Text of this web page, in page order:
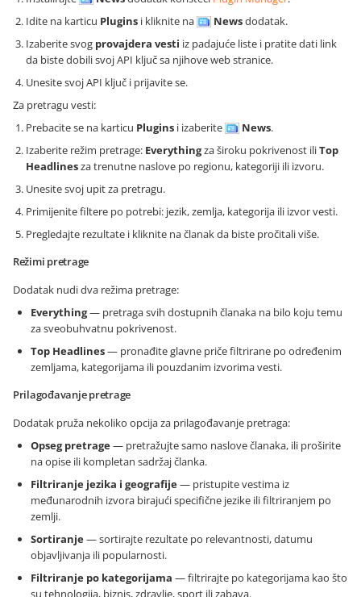
Idite na karticu Plugins i kliknite na Newsdodatak.
Izaberite svog provajdera vesti iz padajuće liste i pratite dati link
da biste dobili svoj API ključ sa njihove web stranice.
Unesite svoj API ključ i prijavite se.
Za pretragu vesti:
Prebacite se na karticu Plugins i izaberite News.
Izaberite režim pretrage: Everythingza široku pokrivenost iliTop
Headlinesza trenutne naslove po regionu, kategoriji ili izvoru.
Unesite svoj upit za pretragu.
Primijenite filtere po potrebi: jezik, zemlja, kategorija ili izvor vesti.
Pregledajte rezultate i kliknite na članak da biste pročitali više.
Režimi pretrage
Dodatak nudi dva režima pretrage:
Everything— pretraga svih dostupnih članaka na bilo koju temu
za sveobuhvatnu pokrivenost.
Top Headlines— pronađite glavne priče filtrirane po određenim
zemljama, kategorijama ili pouzdanim izvorima vesti.
Prilagođavanje pretrage
Dodatak pruža nekoliko opcija za prilagođavanje pretraga:
Opseg pretrage— pretražujte samo naslove članaka, ili proširite
na opise ili kompletan sadržaj članka.
Filtriranje jezika i geografije— pristupite vestima iz
međunarodnih izvora birajući specifične jezike ili filtriranjem po
zemlji.
Sortiranje— sortirajte rezultate po relevantnosti, datumu
objavljivanja ili popularnosti.
Filtriranje po kategorijama — filtrirajte po kategorijama kao što
su tehnologija, biznis, zdravlje, sport ili zabava.